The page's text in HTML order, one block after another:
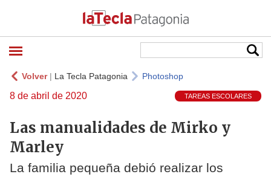
Volver| La Tecla Patagonia Photoshop
8 de abril de 2020 TAREAS ESCOLARES
Las manualidades de Mirko y
Marley
La familia pequeña debió realizar los